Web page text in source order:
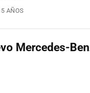
AÑOS
Mercedes-